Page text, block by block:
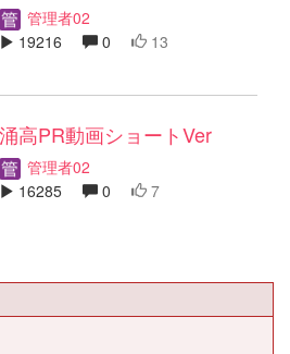
管理者02
19216
0 13
涌高PR動画ショートVer
管理者02
16285
0 7